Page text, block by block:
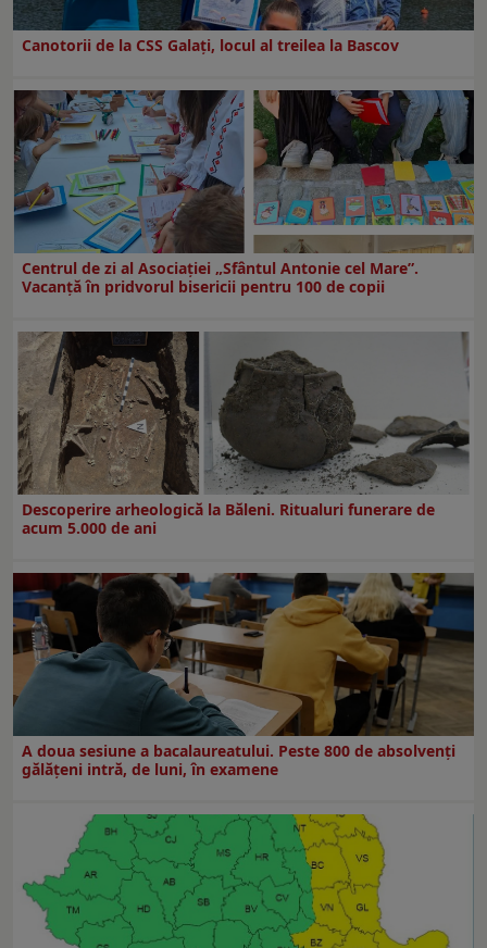
Canotorii de la CSS Galați, locul al treilea la Bascov
Centrul de zi al Asociației „Sfântul Antonie cel Mare”.
Vacanță în pridvorul bisericii pentru 100 de copii
Descoperire arheologică la Băleni. Ritualuri funerare de
acum 5.000 de ani
A doua sesiune a bacalaureatului. Peste 800 de absolvenţi
gălăţeni intră, de luni, în examene